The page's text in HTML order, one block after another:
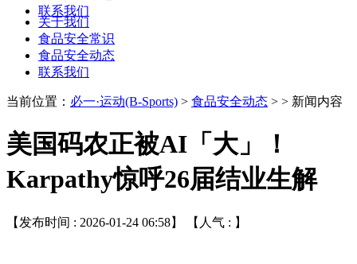
联系我们
关于我们
食品安全常识
食品安全动态
联系我们
当前位置： 必一·运动(B-Sports) > 食品安全动态 > > 新闻内容
美国码农正被AI「大」！
Karpathy惊呼26届结业生解
【发布时间 : 2026-01-24 06:58】 【人气 : 】